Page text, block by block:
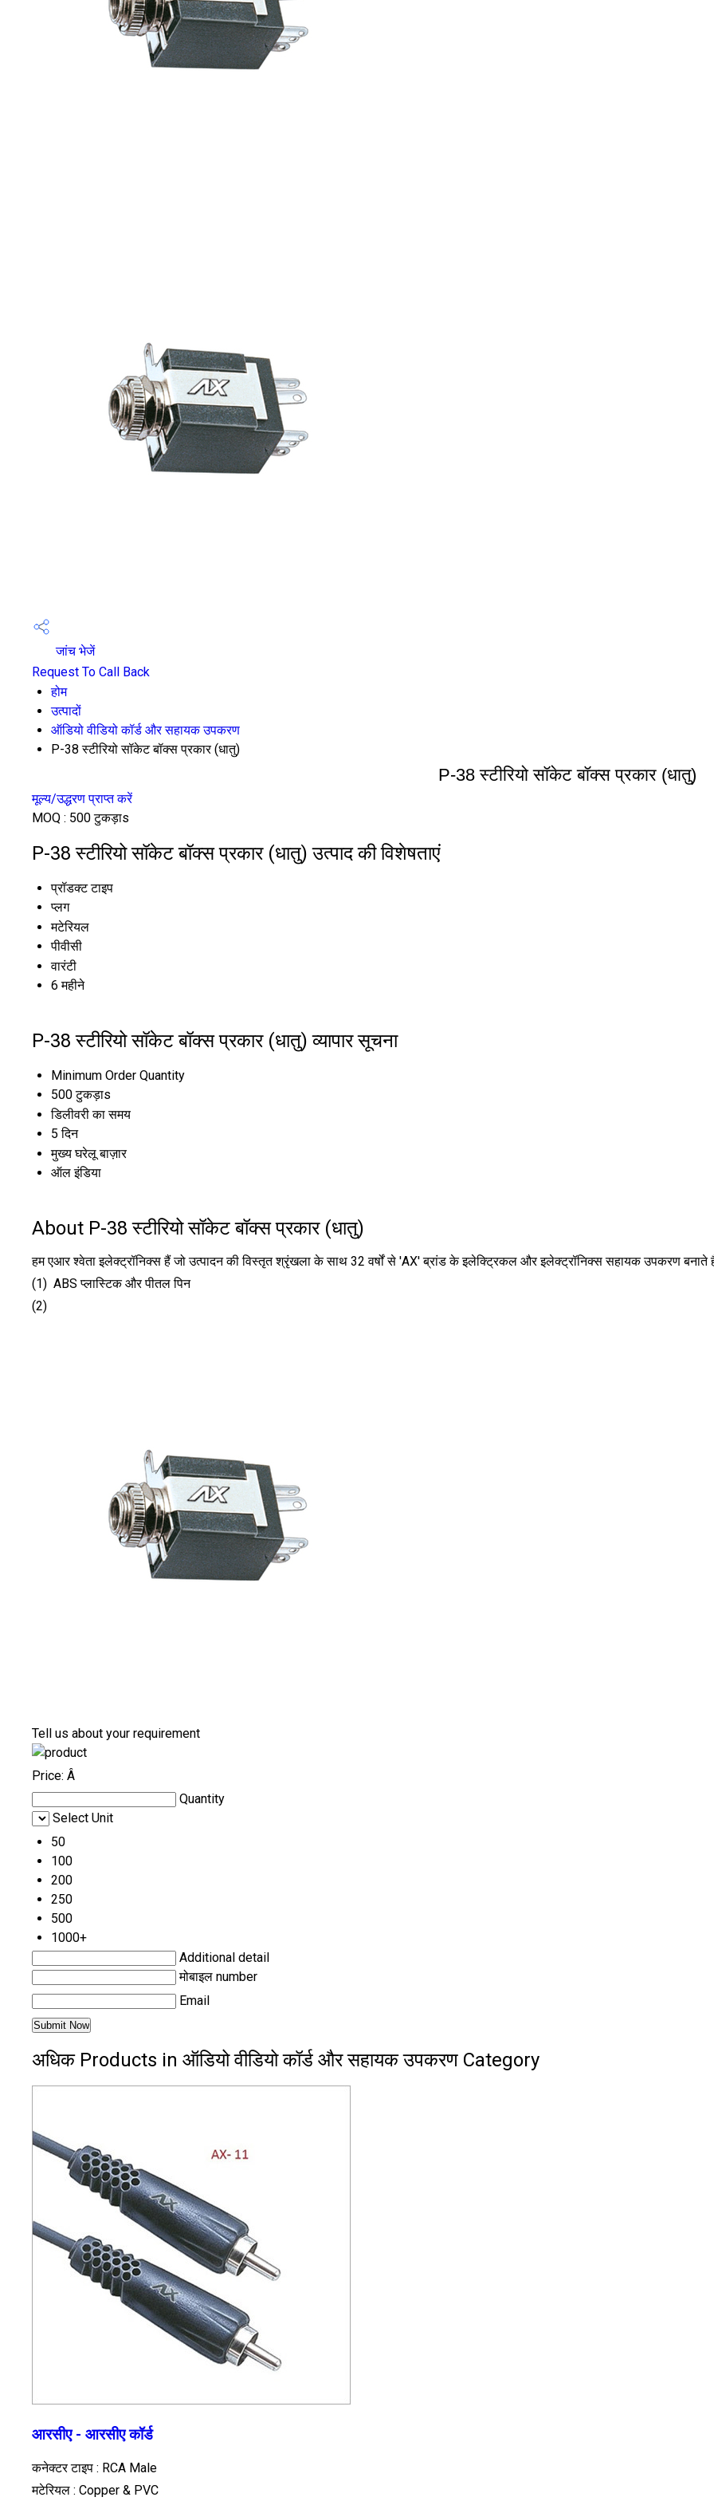
जांच भेजें
Request To Call Back
होम
उत्पादों
ऑडियो वीडियो कॉर्ड और सहायक उपकरण
P-38 स्टीरियो सॉकेट बॉक्स प्रकार (धातु)
P-38 स्टीरियो सॉकेट बॉक्स प्रकार (धातु)
मूल्य/उद्धरण प्राप्त करें
MOQ : 500 टुकड़ाs
P-38 स्टीरियो सॉकेट बॉक्स प्रकार (धातु) उत्पाद की विशेषताएं
प्रॉडक्ट टाइप
प्लग
मटेरियल
पीवीसी
वारंटी
6 महीने
P-38 स्टीरियो सॉकेट बॉक्स प्रकार (धातु) व्यापार सूचना
Minimum Order Quantity
500 टुकड़ाs
डिलीवरी का समय
5 दिन
मुख्य घरेलू बाज़ार
ऑल इंडिया
About P-38 स्टीरियो सॉकेट बॉक्स प्रकार (धातु)
हम एआर श्वेता इलेक्ट्रॉनिक्स हैं जो उत्पादन की विस्तृत श्रृंखला के साथ 32 वर्षों से 'AX' ब्रांड के इलेक्ट्रिकल और इलेक्ट्रॉनिक्स सहायक उपकरण बनाते
(1) ABS प्लास्टिक और पीतल पिन
(2)
Tell us about your requirement
Price: Â
Quantity
Select Unit
50
100
200
250
500
1000+
Additional detail
मोबाइल number
Email
अधिक Products in ऑडियो वीडियो कॉर्ड और सहायक उपकरण Category
आरसीए - आरसीए कॉर्ड
कनेक्टर टाइप : RCA Male
मटेरियल : Copper & PVC